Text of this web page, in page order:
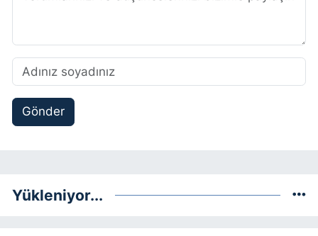
Gönder
Yükleniyor...